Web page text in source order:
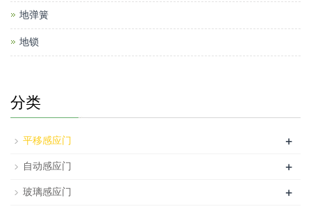
地弹簧
地锁
分类
平移感应门 +
自动感应门 +
玻璃感应门 +